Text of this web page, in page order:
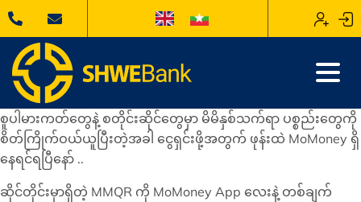
စူပါမားကတ်တွေနဲ့ စတိုင်းဆိုင်တွေမှာ မိမိနှစ်သက်ရာ ပစ္စည်းတွေကို
စိတ်ကြိုက်ဝယ်ယူပြီးတဲ့အခါ ငွေရှင်းဖို့အတွက် ဖုန်းထဲ MoMoney ရှိ
နေရင်ရပြီနော် ..
ဆိုင်တိုင်းမှာရှိတဲ့ MMQR ကို MoMoney App လေးနဲ့ တစ်ချက်